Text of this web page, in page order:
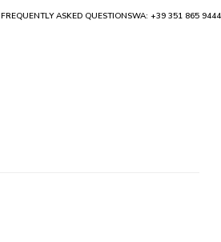
FREQUENTLY ASKED QUESTIONSWA: +39 351 865 9444